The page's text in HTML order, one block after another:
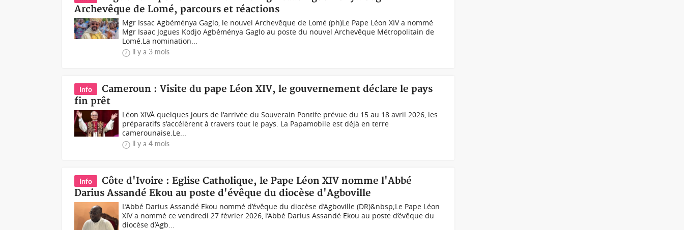
Archevêque de Lomé, parcours et réactions
Mgr Issac Agbéménya Gaglo, le nouvel Archevêque de Lomé (ph)Le Pape Léon XIV a nommé
Mgr Isaac Jogues Kodjo Agbéménya Gaglo au poste du nouvel Archevêque Métropolitain de
Lomé.La nomination...
il y a 3 mois
Info
Cameroun : Visite du pape Léon XIV, le gouvernement déclare le pays
fin prêt
Léon XIVÀ quelques jours de l'arrivée du Souverain Pontife prévue du 15 au 18 avril 2026, les
préparatifs s'accélèrent à travers tout le pays. La Papamobile est déjà en terre
camerounaise.Le...
il y a 4 mois
Info
Côte d'Ivoire : Eglise Catholique, le Pape Léon XIV nomme l'Abbé
Darius Assandé Ekou au poste d'évêque du diocèse d'Agboville
L’Abbé Darius Assandé Ekou nommé d’évêque du diocèse d’Agboville (DR)&nbsp;Le Pape Léon
XIV a nommé ce vendredi 27 février 2026, l’Abbé Darius Assandé Ekou au poste d’évêque du
diocèse d’Agb...